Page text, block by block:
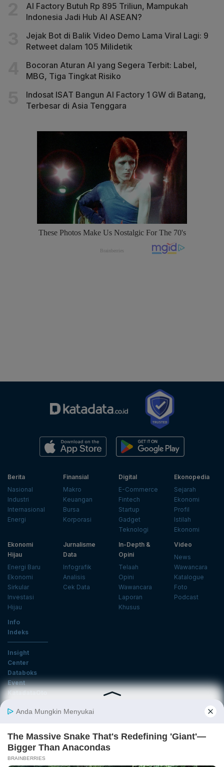
AI Factory Butuh Rp 895 Triliun, Mampukah
Indonesia Jadi Hub AI ASEAN?
Jejak Bot di Balik Video Demo Lama Viral Lagi: 9
Retweet dalam 105 Milidetik
Bocoran Aturan AI yang Segera Terbit: Label,
MBG, Tiga Tingkat Risiko
Indosat ISAT Bangun AI Factory 1 GW di Batang,
Terbesar di Asia Tenggara
Berita
Nasional
Industri
Internasional
Energi
Finansial
Makro
Keuangan
Bursa
Korporasi
Digital
E-Commerce
Fintech
Startup
Gadget
Teknologi
Ekonopedia
Sejarah
Ekonomi
Profil
Istilah
Ekonomi
Ekonomi
Hijau
Energi Baru
Ekonomi
Sirkular
Investasi
Hijau
Jurnalisme
Data
Infografik
Analisis
Cek Data
In-Depth &
Opini
Telaah
Opini
Wawancara
Laporan
Khusus
Video
News
Wawancara
Katalogue
Foto
Podcast
Info
Indeks
Insight
Center
Databoks
Event
KatadataOto
Email
Daftar